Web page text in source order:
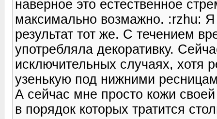
наверное это естественное
максимально возмажно. :rzhu:
результат тот же. С течением
употребляла декоративку.
исключительных случаях, хотя
узенькую под нижними
А сейчас мне просто кожи
в порядок которых тратится